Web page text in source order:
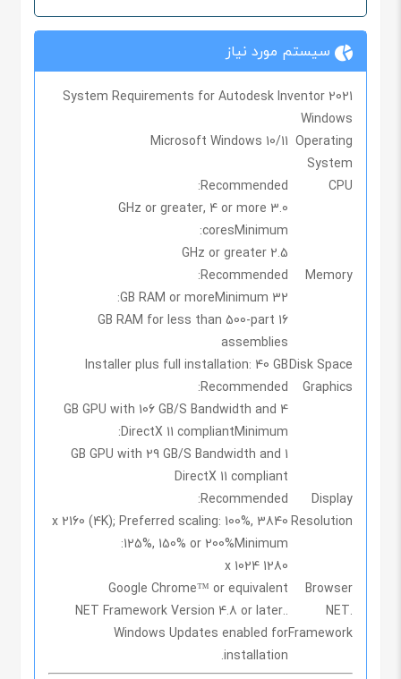
سیستم مورد نیاز
System Requirements for Autodesk Inventor 2021
Windows
Operating
System
Microsoft Windows 10/11
CPU
Recommended:
3.0 GHz or greater, 4 or more
coresMinimum:
2.5 GHz or greater
Memory
Recommended:
32 GB RAM or more
Minimum:
16 GB RAM for less than 500-part
assemblies
Disk Space
Installer plus full installation: 40 GB
Graphics
Recommended:
4 GB GPU with 106 GB/S Bandwidth and
DirectX 11 compliantMinimum:
1 GB GPU with 29 GB/S Bandwidth and
DirectX 11 compliant
Display
Resolution
Recommended:
3840 x 2160 (4K); Preferred scaling: 100%,
125%, 150% or 200%Minimum:
1280 x 1024
Browser
Google Chrome™ or equivalent
.NET
Framework
.NET Framework Version 4.8 or later.
Windows Updates enabled for
installation.